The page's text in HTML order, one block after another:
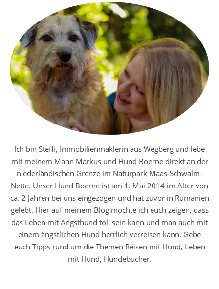
Ich bin Steffi, Immobilienmaklerin aus Wegberg und lebe
mit meinem Mann Markus und Hund Boerne direkt an der
niederländischen Grenze im Naturpark Maas-Schwalm-
Nette. Unser Hund Boerne ist am 1. Mai 2014 im Alter von
ca. 2 Jahren bei uns eingezogen und hat zuvor in Rumänien
gelebt. Hier auf meinem Blog möchte ich euch zeigen, dass
das Leben mit Angsthund toll sein kann und man auch mit
einem ängstlichen Hund herrlich verreisen kann. Gebe
euch Tipps rund um die Themen Reisen mit Hund, Leben
mit Hund, Hundebücher.